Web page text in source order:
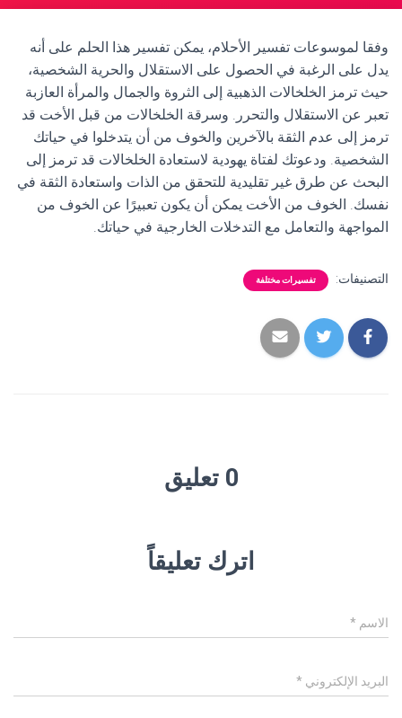
وفقا لموسوعات تفسير الأحلام، يمكن تفسير هذا الحلم على أنه
يدل على الرغبة في الحصول على الاستقلال والحرية الشخصية،
حيث ترمز الخلخالات الذهبية إلى الثروة والجمال والمرأة العازبة
تعبر عن الاستقلال والتحرر. وسرقة الخلخالات من قبل الأخت قد
ترمز إلى عدم الثقة بالآخرين والخوف من أن يتدخلوا في حياتك
الشخصية. ودعوتك لفتاة يهودية لاستعادة الخلخالات قد ترمز إلى
البحث عن طرق غير تقليدية للتحقق من الذات واستعادة الثقة في
نفسك. الخوف من الأخت يمكن أن يكون تعبيرًا عن الخوف من
المواجهة والتعامل مع التدخلات الخارجية في حياتك.
التصنيفات: تفسيرات مختلفة
0 تعليق
اترك تعليقاً
الاسم *
البريد الإلكتروني *